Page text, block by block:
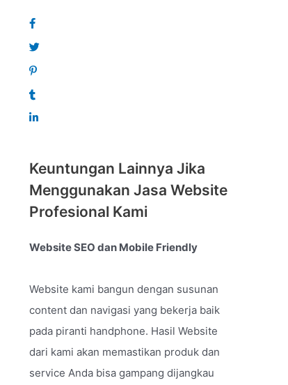
Keuntungan Lainnya Jika
Menggunakan Jasa Website
Profesional Kami
Website SEO dan Mobile Friendly
Website kami bangun dengan susunan
content dan navigasi yang bekerja baik
pada piranti handphone. Hasil Website
dari kami akan memastikan produk dan
service Anda bisa gampang dijangkau